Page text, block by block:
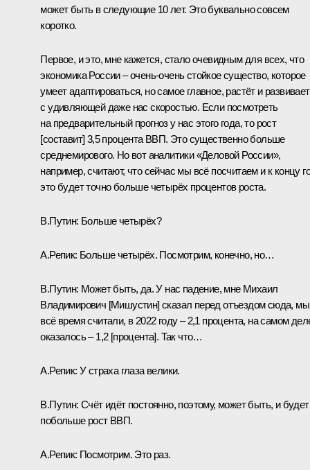
может быть в следующие 10 лет. Это буквально совсем
коротко.
Первое, и это, мне кажется, стало очевидным для всех, что
экономика России – очень-очень стойкое существо, которое
умеет адаптироваться, но самое главное, растёт и
с удивляющей даже нас скоростью. Если посмотреть
на предварительный прогноз у нас этого года, то рост
[составит] 3,5 процента ВВП. Это существенно больше
среднемирового. Но вот аналитики «Деловой России»,
например, считают, что сейчас мы всё посчитаем и к концу
это будет точно больше четырёх процентов роста.
В.Путин: Больше четырёх?
А.Репик: Больше четырёх. Посмотрим, конечно, но…
В.Путин: Может быть, да. У нас падение, мне Михаил
Владимирович [Мишустин] сказал перед отъездом сюда, мы
всё время считали, в 2022 году – 2,1 процента, на самом
оказалось – 1,2 [процента]. Так что…
А.Репик: У страха глаза велики.
В.Путин: Счёт идёт постоянно, поэтому, может быть, и будет
побольше рост ВВП.
А.Репик: Посмотрим. Это раз.